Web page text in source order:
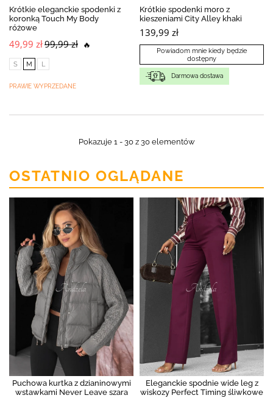
Krótkie eleganckie spodenki z
koronką Touch My Body
różowe
49,99 zł99,99 zł 🔥
S M L
PRAWIE WYPRZEDANE
Krótkie spodenki moro z
kieszeniami City Alley khaki
139,99 zł
Powiadom mnie kiedy będzie
dostępny
Darmowa dostawa
Pokazuje 1 - 30 z 30 elementów
OSTATNIO OGLĄDANE
Puchowa kurtka z dzianinowymi
wstawkami Never Leave szara
Eleganckie spodnie wide leg z
wiskozy Perfect Timing śliwkowe